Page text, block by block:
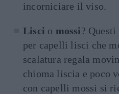
incorniciare il viso.
Lisci o mossi?
per capelli lisci che
scalatura regala
chioma liscia e poco
con capelli mossi si